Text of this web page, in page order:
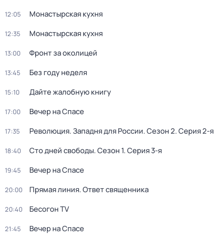
12:05 Монастырская кухня
12:35 Монастырская кухня
13:00 Фронт за околицей
13:45 Без году неделя
15:10 Дайте жалобную книгу
17:00 Вeчер на Спасe
17:35 Революция. Западня для России. Сезон 2. Серия 2-я
18:40 Сто дней свободы. Сезон 1. Серия 3-я
19:45 Вeчер на Спасe
20:00 Прямая линия. Ответ священника
20:40 Бесогон TV
21:45 Вeчер на Спасe